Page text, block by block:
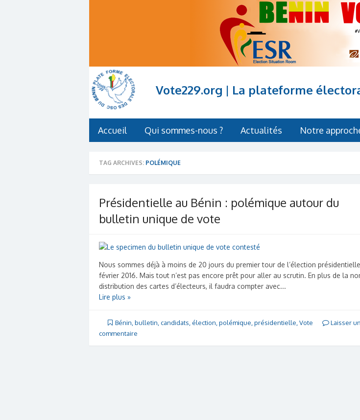
Vote229.org | La plateforme
Accueil Qui sommes-nous ? Actualités Notre
TAG ARCHIVES: POLÉMIQUE
Présidentielle au Bénin : polémique autour du
bulletin unique de vote
Nous sommes déjà à moins de 20 jours du premier tour de l’élection
février 2016. Mais tout n’est pas encore prêt pour aller au scrutin. En plus de la
distribution des cartes d’électeurs, il faudra compter avec...
Lire plus »
Bénin bulletin candidats élection polémique présidentielle Vote
Laisser un
commentaire